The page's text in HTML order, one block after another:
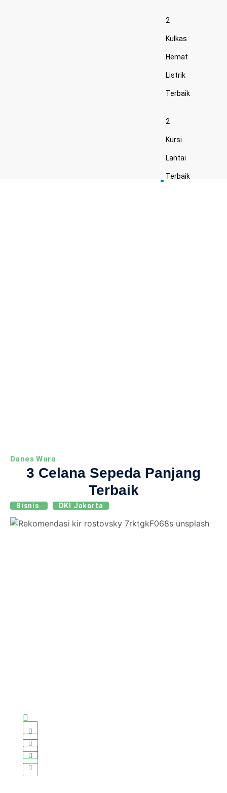
2
Kulkas
Hemat
Listrik
Terbaik
2
Kursi
Lantai
Terbaik
Danes Wara
3 Celana Sepeda Panjang
Terbaik
Bisnis DKI Jakarta